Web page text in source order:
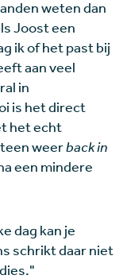
weten dan
Joost een
ik of het past bij
aan veel
in
is het direct
het echt
weerback in
een mindere
dag kan je
schrikt daar niet